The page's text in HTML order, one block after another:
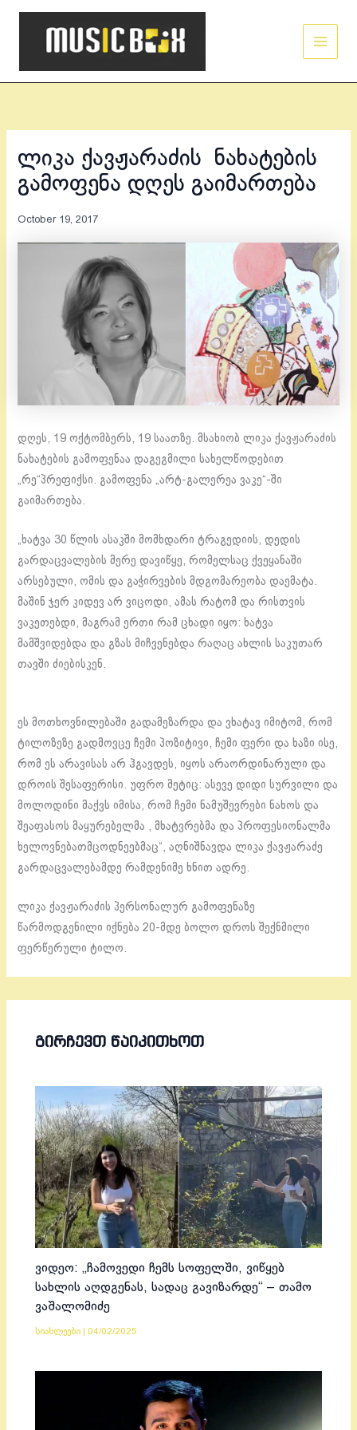
Skip
ლიკა ქავჟარაძის ნახატების
გამოფენა დღეს გაიმართება
October 19, 2017
დღეს, 19 ოქტომბერს, 19 საათზე. მსახიობ ლიკა ქავჟარაძის
ნახატების გამოფენაა დაგეგმილი სახელწოდებით
„რე“პრეფიქსი. გამოფენა „არტ-გალერეა ვაკე“-ში
გაიმართება.
„ხატვა 30 წლის ასაკში მომხდარი ტრაგედიის, დედის
გარდაცვალების მერე დავიწყე, რომელსაც ქვეყანაში
არსებული, ომის და გაჭირვების მდგომარეობა დაემატა.
მაშინ ჯერ კიდევ არ ვიცოდი, ამას რატომ და რისთვის
ვაკეთებდი, მაგრამ ერთი რამ ცხადი იყო: ხატვა
მამშვიდებდა და გზას მიჩვენებდა რაღაც ახლის საკუთარ
თავში ძიებისკენ.
ეს მოთხოვნილებაში გადამეზარდა და ვხატავ იმიტომ, რომ
ტილოზეზე გადმოვცე ჩემი პოზიტივი, ჩემი ფერი და ხაზი ისე,
რომ ეს არავისას არ ჰგავდეს, იყოს არაორდინარული და
დროის შესაფერისი. უფრო მეტიც: ასევე დიდი სურვილი და
მოლოდინი მაქვს იმისა, რომ ჩემი ნამუშევრები ნახოს და
შეაფასოს მაყურებელმა , მხატვრებმა და პროფესიონალმა
ხელოვნებათმცოდნეებმაც“, აღნიშნავდა ლიკა ქავჟარაძე
გარდაცვალებამდე რამდენიმე ხნით ადრე.
ლიკა ქავჟარაძის პერსონალურ გამოფენაზე
წარმოდგენილი იქნება 20-მდე ბოლო დროს შექნმილი
ფერწერული ტილო.
ᲒᲘᲠᲩᲔᲕᲗ ᲬᲐᲘᲙᲘᲗᲮᲝᲗ
ვიდეო: „ჩამოვედი ჩემს სოფელში, ვიწყებ
სახლის აღდგენას, სადაც გავიზარდე“ – თამო
ვაშალომიძე
სიახლეები 04/02/2025